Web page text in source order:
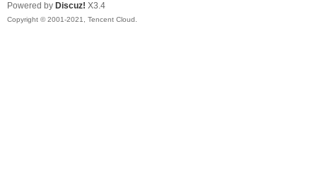
窝
Powered by Discuz! X3.4
Copyright © 2001-2021, Tencent Cloud.